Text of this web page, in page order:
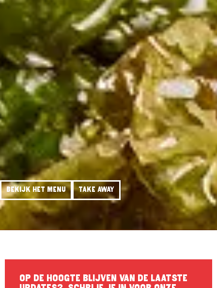
Bekijk het menu Take away
Op de hoogte blijven van de laatste